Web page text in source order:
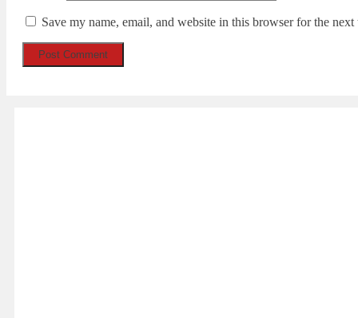
Save my name, email, and website in this browser for the